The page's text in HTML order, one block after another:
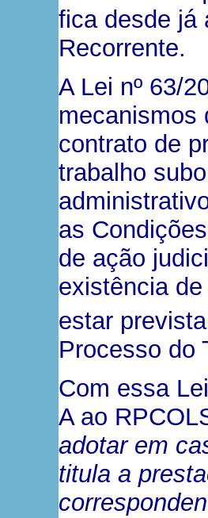
fica desde já
Recorrente.
A Lei nº 63/
mecanismos
contrato de
trabalho
as
de ação
existência
estar
Processo do
Com essa
A ao
adotar em
titula a